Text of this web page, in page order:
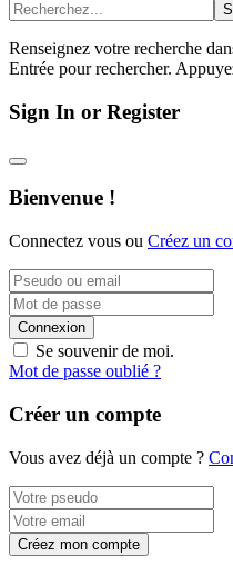
Renseignez votre recherche
Entrée pour rechercher.
Sign In or Register
Bienvenue !
Connectez vous ou Créez un
Connexion
Se souvenir de moi.
Mot de passe oublié ?
Créer un compte
Vous avez déjà un compte ?
Créez mon compte